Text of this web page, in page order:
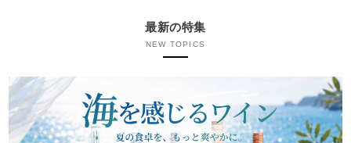
最新の特集
NEW TOPICS